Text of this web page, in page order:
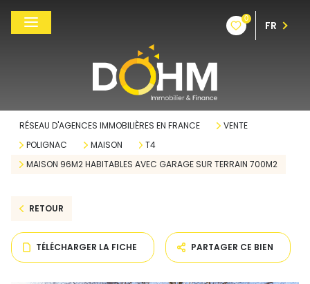
0
FR
RÉSEAU D'AGENCES IMMOBILIÈRES EN FRANCE
VENTE
POLIGNAC
MAISON
T4
MAISON 96M2 HABITABLES AVEC GARAGE SUR TERRAIN 700M2
RETOUR
TÉLÉCHARGER LA FICHE PARTAGER CE BIEN